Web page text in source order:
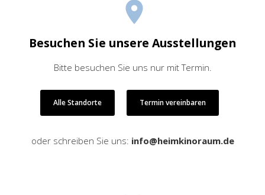
Besuchen Sie unsere Ausstellungen
Bitte besuchen Sie uns nur mit Termin.
Alle Standorte Termin vereinbaren
oder schreiben Sie uns: info@heimkinoraum.de